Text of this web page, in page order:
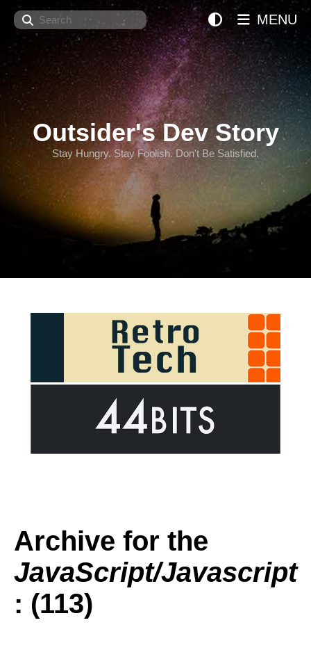
Search
Outsider's Dev Story
Stay Hungry. Stay Foolish. Don't Be Satisfied.
MENU
Archive for the
JavaScript/Javascript
: (113)